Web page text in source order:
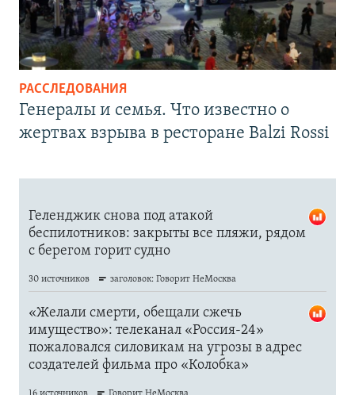
РАССЛЕДОВАНИЯ
Генералы и семья. Что известно о
жертвах взрыва в ресторане Balzi Rossi